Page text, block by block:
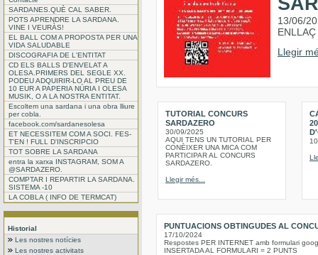
SARDANES.QUÈ CAL SABER.
POTS APRENDRE LA SARDANA.
VINE I VEURÀS!
EL BALL COM A PROPOSTA PER UNA
VIDA SALUDABLE
DISCOGRAFIA DE L'ENTITAT
CD ELS BALLS D'ENVELAT A
OLESA.PRIMERS DEL SEGLE XX.
PODEU ADQUIRIR-LO AL PREU DE
10 EUR A PAPERIA NÚRIA I OLESA
MUSIK, O A LA NOSTRA ENTITAT.
Escoltem una sardana i una obra lliure
per cobla.
facebook.com/sardanesolesa
ET NECESSITEM COM A SOCI. FES-
T'EN ! FULL D'INSCRIPCIO
TOT SOBRE LA SARDANA
entra la xarxa INSTAGRAM, SOM A
@SARDAZERO.
COMPTAR I REPARTIR LA SARDANA.
SISTEMA -10
LA COBLA ( INFO DE TERMCAT)
Historial
Les nostres notícies
Les nostres activitats
13/06/
Llegir
TUTORIAL CONCURS
SARDAZERO
30/09/2025
AQUI TENS UN TUTORIAL PER
CONÈIXER UNA MICA COM
PARTICIPAR AL CONCURS
SARDAZERO.
Llegir més...
PUNTUACIONS OBTINGUDES AL
17/10/2024
Respostes PER INTERNET amb formulari
INSERTADA AL FORMULARI = 2 PUNTS